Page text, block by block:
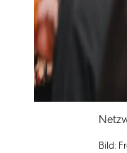
Bild: